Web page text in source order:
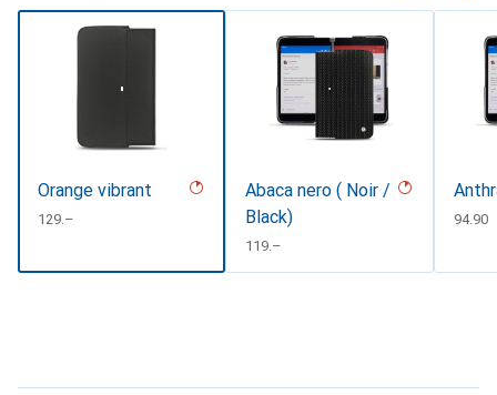
Orange vibrant
CHF
129.–
Abaca nero ( Noir /
Black)
CHF
119.–
CHF
94.90